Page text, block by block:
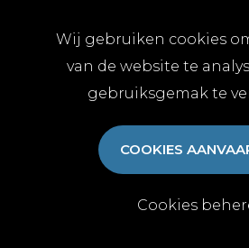
Wij gebruiken cookies
van de website te
gebruiksgemak te
COOKIES
Cookies
Abonnementen
Algemene